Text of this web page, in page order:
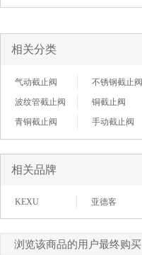
相关分类
气动截止阀
不锈钢截止阀
波纹管截止阀
铜截止阀
青铜截止阀
手动截止阀
相关品牌
KEXU 亚德客
浏览该商品的用户最终购买